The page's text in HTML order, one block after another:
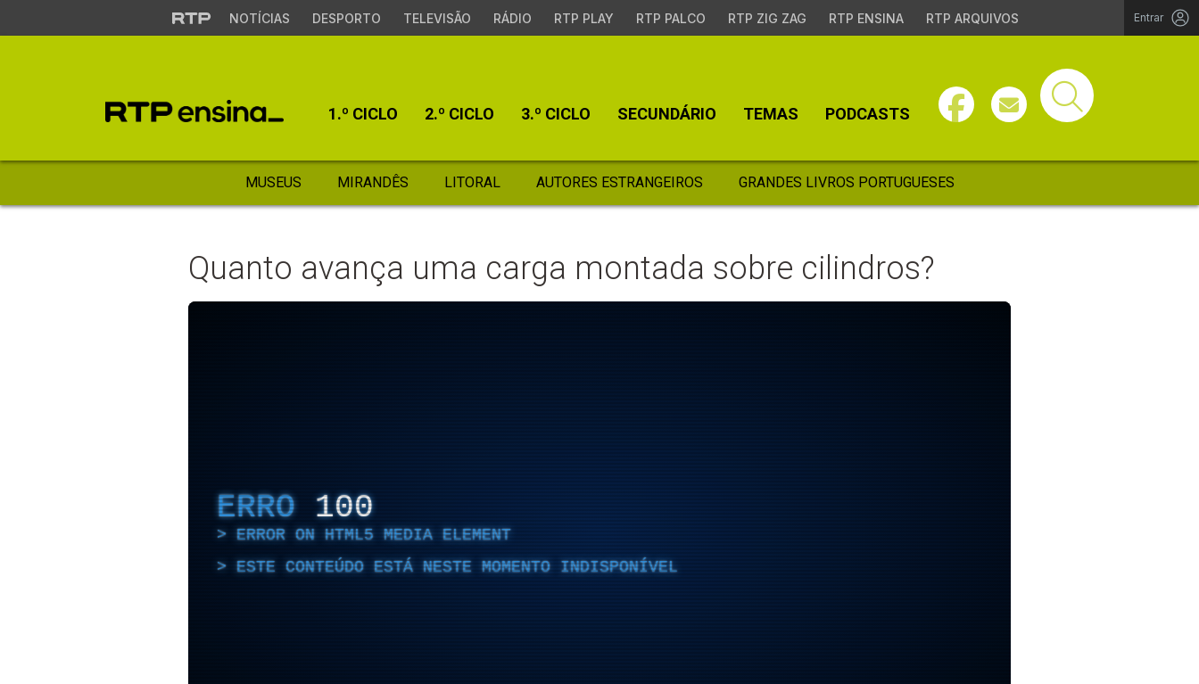
NOTÍCIAS DESPORTO TELEVISÃO RÁDIO RTP PLAY RTP PALCO RTP ZIG ZAG RTP ENSINA RTP ARQUIVOS Entrar
1.º CICLO 2.º CICLO 3.º CICLO SECUNDÁRIO TEMAS PODCASTS
MUSEUS MIRANDÊS LITORAL AUTORES ESTRANGEIROS GRANDES LIVROS PORTUGUESES
Quanto avança uma carga montada sobre cilindros?
ERRO 100
ERROR ON HTML5 MEDIA ELEMENT
ESTE CONTEÚDO ESTÁ NESTE MOMENTO INDISPONÍVEL